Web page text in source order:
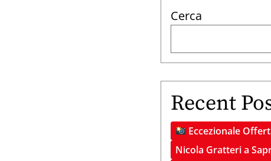
Cerca
Recent
Eccezionale
Nicola Gratteri a